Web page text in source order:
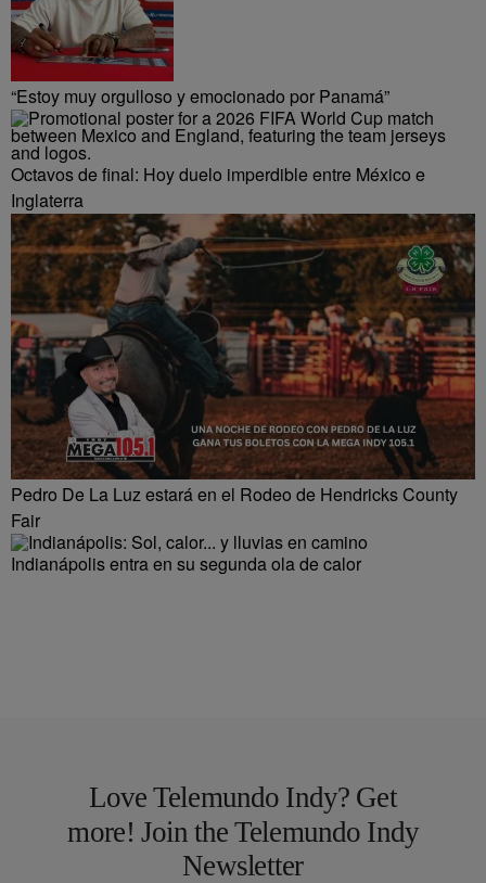
“Estoy muy orgulloso y emocionado por Panamá”
Octavos de final: Hoy duelo imperdible entre México e
Inglaterra
Pedro De La Luz estará en el Rodeo de Hendricks County
Fair
Indianápolis entra en su segunda ola de calor
Love Telemundo Indy? Get
more! Join the Telemundo Indy
Newsletter